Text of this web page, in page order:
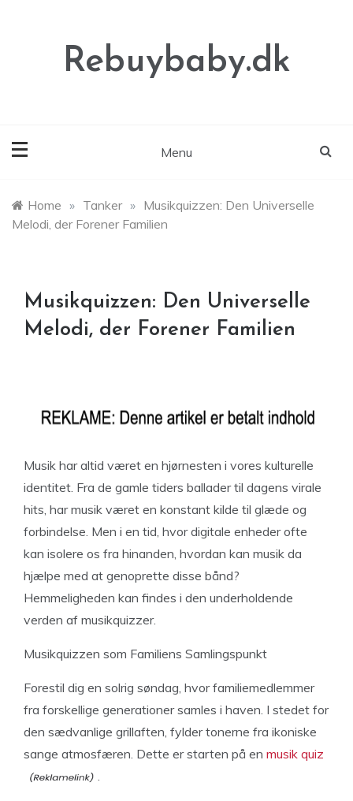
Rebuybaby.dk
Menu
Home » Tanker » Musikquizzen: Den Universelle
Melodi, der Forener Familien
Musikquizzen: Den Universelle
Melodi, der Forener Familien
Musik har altid været en hjørnesten i vores kulturelle
identitet. Fra de gamle tiders ballader til dagens virale
hits, har musik været en konstant kilde til glæde og
forbindelse. Men i en tid, hvor digitale enheder ofte
kan isolere os fra hinanden, hvordan kan musik da
hjælpe med at genoprette disse bånd?
Hemmeligheden kan findes i den underholdende
verden af musikquizzer.
Musikquizzen som Familiens Samlingspunkt
Forestil dig en solrig søndag, hvor familiemedlemmer
fra forskellige generationer samles i haven. I stedet for
den sædvanlige grillaften, fylder tonerne fra ikoniske
sange atmosfæren. Dette er starten på en musik quiz
.